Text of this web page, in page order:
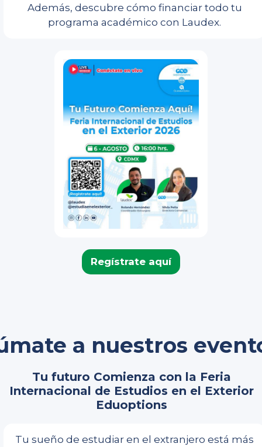
Además, descubre cómo financiar todo tu
programa académico con Laudex.
Regístrate aquí
a nuestros
Tu futuro Comienza con la Feria
Internacional de Estudios en el Exterior
Eduoptions
Tu sueño de estudiar en el extranjero está más